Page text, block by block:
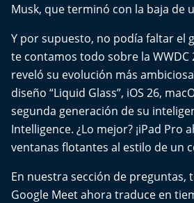
Conexión Digital
La Ruta del Pulsar
Psicología Abierta
Impacto Tecnológico
Sesiones Dieciocheras
Expreso PM
Musk, que terminó con la baja de
Y por supuesto, no podía faltar el
te contamos todo sobre la WWDC
reveló su evolución más
diseño “Liquid Glass”, iOS 26,
segunda generación de su
Intelligence. ¿Lo mejor? ¡iPad Pro
ventanas flotantes al estilo de un
En nuestra sección de preguntas,
Google Meet ahora traduce en